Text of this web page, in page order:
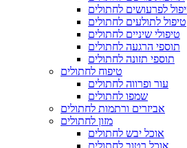
לפרעושים לחתולים
טיפול לתולעים לחתולים
טיפולי שיניים לחתולים
תוספי הרגעה לחתולים
תוספי תזונה לחתולים
טיפוח לחתולים
עור ופרווה לחתולים
שמפו לחתולים
אביזרים ורתמות לחתולים
מזון לחתולים
אוכל יבש לחתולים
אוכל רטוב לחתולים